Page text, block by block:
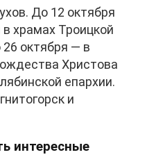
До 12 октября
храмах Троицкой
26 октября — в
Христова
епархии.
и
интересные